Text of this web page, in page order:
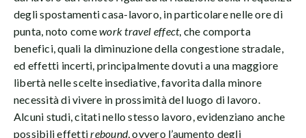
degli spostamenti casa-lavoro, in particolare nelle ore di
punta, noto comework travel effect, che comporta
benefici, quali la diminuzione della congestione stradale,
ed effetti incerti, principalmente dovuti a una maggiore
libertà nelle scelte insediative, favorita dalla minore
necessità di vivere in prossimità del luogo di lavoro.
Alcuni studi, citati nello stesso lavoro, evidenziano anche
possibili effettirebound, ovvero l’aumento degli